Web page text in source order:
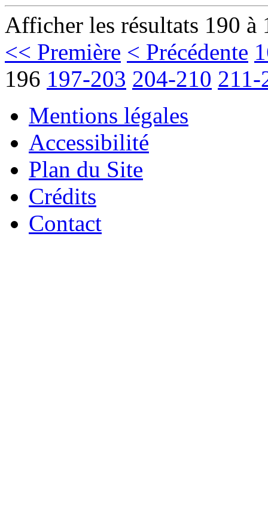
Afficher les résultats 190 à
<< Première < Précédente
196 197-203 204-210 211-
Mentions légales
Accessibilité
Plan du Site
Crédits
Contact